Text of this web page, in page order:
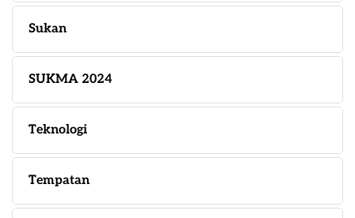
Sukan
SUKMA 2024
Teknologi
Tempatan